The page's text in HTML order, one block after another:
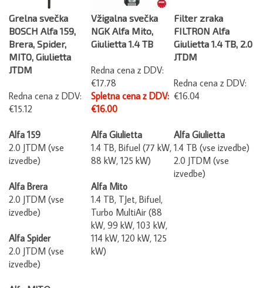
Grelna svečka
BOSCH Alfa 159,
Brera, Spider,
MITO, Giulietta
JTDM
Redna cena z DDV:
€15.12
Vžigalna svečka
NGK Alfa Mito,
Giulietta 1.4 TB
Redna cena z DDV:
€17.78
Spletna cena z DDV:
€16.00
Filter zraka
FILTRON Alfa
Giulietta 1.4 TB, 2.0
JTDM
Redna cena z DDV:
€16.04
Alfa 159
2.0 JTDM (vse
izvedbe)
Alfa Brera
2.0 JTDM (vse
izvedbe)
Alfa Spider
2.0 JTDM (vse
izvedbe)
Alfa MITO
Alfa Giulietta
1.4 TB, Bifuel (77 kW,
88 kW, 125 kW)
Alfa Mito
1.4 TB, TJet, Bifuel,
Turbo MultiAir (88
kW, 99 kW, 103 kW,
114 kW, 120 kW, 125
kW)
Alfa Giulietta
1.4 TB (vse izvedbe)
2.0 JTDM (vse
izvedbe)